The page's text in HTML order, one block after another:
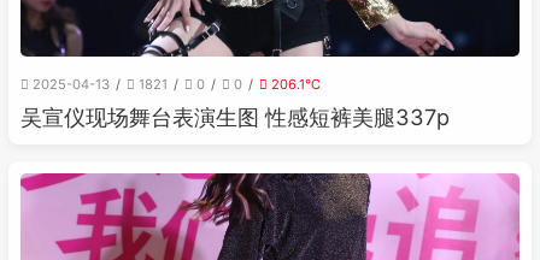
2025-04-13 1821 0 0 206.1℃
吴宣仪现场舞台表演生图 性感短裤美腿337p